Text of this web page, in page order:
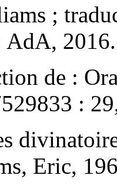
;
AdA, 2016.
de :
:
Eric,